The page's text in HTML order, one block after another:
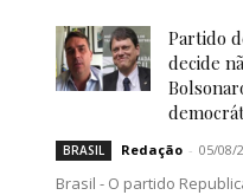
Partido
decide
BRASIL Redação - 05/08/
Brasil - O partido